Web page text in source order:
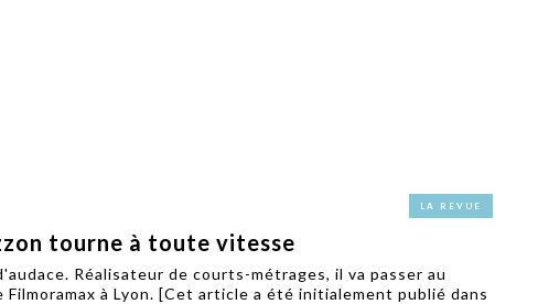
saison autour de son concept
marketing et communication,
LA REVUE
tourne à toute vitesse
Réalisateur de courts-métrages, il va passer au
à Lyon. [Cet article a été initialement publié dans